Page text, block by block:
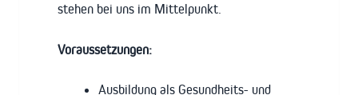
stehen bei uns im Mittelpunkt.
Voraussetzungen:
Ausbildung als Gesundheits- und